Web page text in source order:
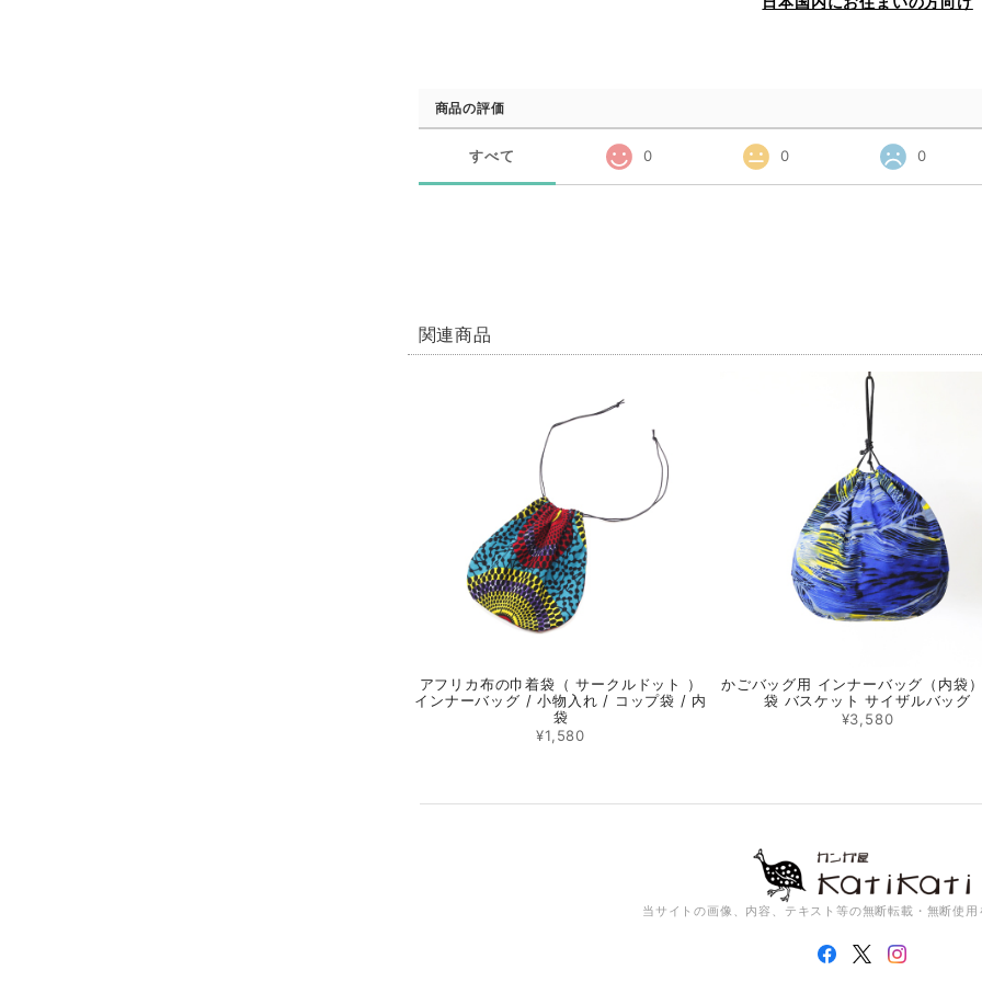
商品の評価
すべて 0 0 0
関連商品
アフリカ布の巾着袋（ サークルドット ）
インナーバッグ / 小物入れ / コップ袋 / 内
袋
¥1,580
かごバッグ用 インナーバッグ（内袋
袋 バスケット サイザルバッグ
¥3,580
当サイトの画像、内容、テキスト等の無断転載・無断使